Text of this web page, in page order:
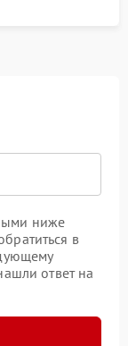
ниже
в
ответ на